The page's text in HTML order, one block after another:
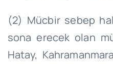
(2) Mücbir sebep
sona erecek olan
Hatay,